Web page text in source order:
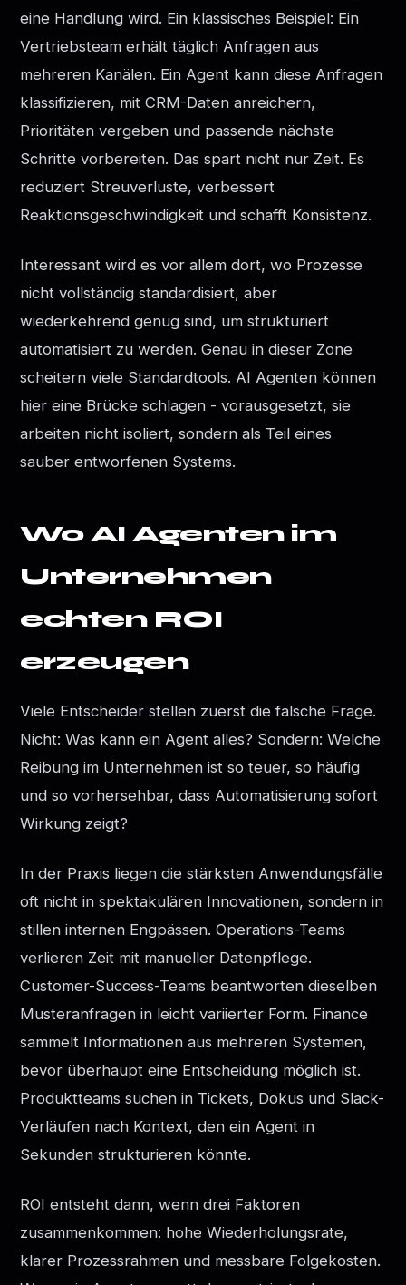
eine Handlung wird. Ein klassisches Beispiel: Ein
Vertriebsteam erhält täglich Anfragen aus
mehreren Kanälen. Ein Agent kann diese Anfragen
klassifizieren, mit CRM-Daten anreichern,
Prioritäten vergeben und passende nächste
Schritte vorbereiten. Das spart nicht nur Zeit. Es
reduziert Streuverluste, verbessert
Reaktionsgeschwindigkeit und schafft Konsistenz.
Interessant wird es vor allem dort, wo Prozesse
nicht vollständig standardisiert, aber
wiederkehrend genug sind, um strukturiert
automatisiert zu werden. Genau in dieser Zone
scheitern viele Standardtools. AI Agenten können
hier eine Brücke schlagen - vorausgesetzt, sie
arbeiten nicht isoliert, sondern als Teil eines
sauber entworfenen Systems.
Wo AI Agenten im
Unternehmen
echten ROI
erzeugen
Viele Entscheider stellen zuerst die falsche Frage.
Nicht: Was kann ein Agent alles? Sondern: Welche
Reibung im Unternehmen ist so teuer, so häufig
und so vorhersehbar, dass Automatisierung sofort
Wirkung zeigt?
In der Praxis liegen die stärksten Anwendungsfälle
oft nicht in spektakulären Innovationen, sondern in
stillen internen Engpässen. Operations-Teams
verlieren Zeit mit manueller Datenpflege.
Customer-Success-Teams beantworten dieselben
Musteranfragen in leicht variierter Form. Finance
sammelt Informationen aus mehreren Systemen,
bevor überhaupt eine Entscheidung möglich ist.
Produktteams suchen in Tickets, Dokus und Slack-
Verläufen nach Kontext, den ein Agent in
Sekunden strukturieren könnte.
ROI entsteht dann, wenn drei Faktoren
zusammenkommen: hohe Wiederholungsrate,
klarer Prozessrahmen und messbare Folgekosten.